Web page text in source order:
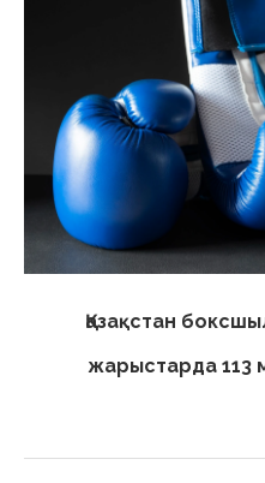
Қазақстан
жарыстарда 113